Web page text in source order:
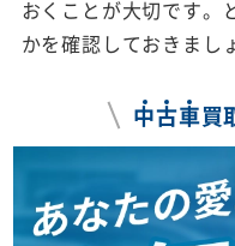
おくことが大切です。
かを確認しておきまし
中古車買